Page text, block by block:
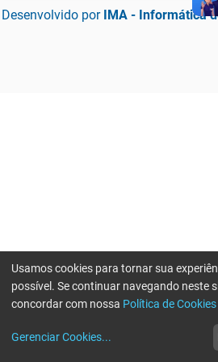
Desenvolvido por IMA - Informática
Usamos cookies para tornar sua
possível. Se continuar navegando neste
concordar com nossa Política de
Gerenciar Cookies...
Erro ao enviar informações, por favor